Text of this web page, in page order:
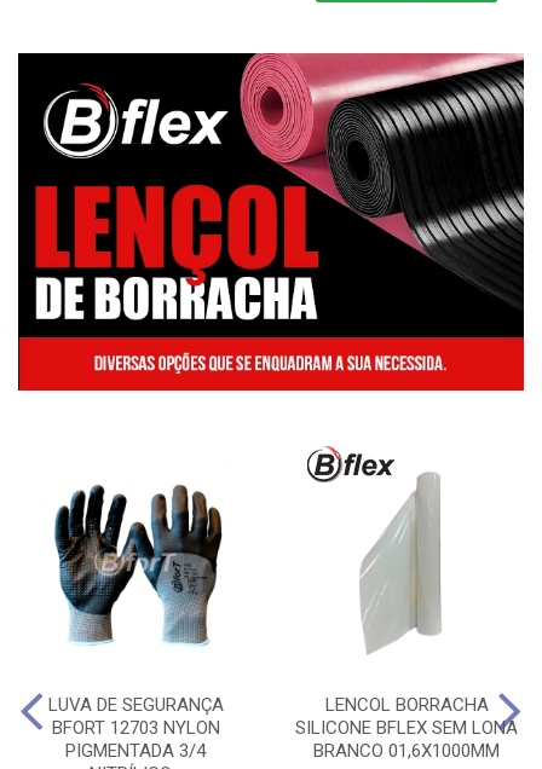
LUVA DE SEGURANÇA
BFORT 12703 NYLON
PIGMENTADA 3/4
LENCOL BORRACHA
SILICONE BFLEX SEM LONA
BRANCO 01,6X1000MM